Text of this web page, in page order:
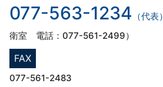
077-563-1234 （代表）
衛室 電話：077-561-2499）
FAX
077-561-2483